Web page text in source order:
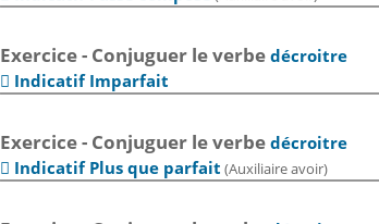
Exercice - Conjuguer le verbedécroitre
 Indicatif Imparfait
Exercice - Conjuguer le verbedécroitre
 Indicatif Plus que parfait (Auxiliaire avoir)